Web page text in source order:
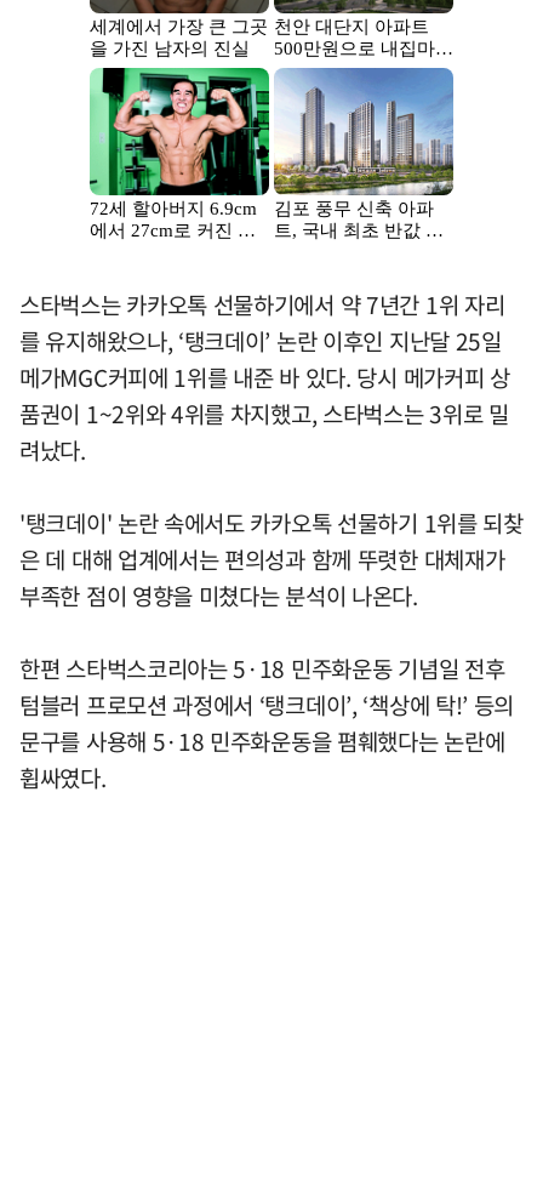
스타벅스는 카카오톡 선물하기에서 약 7년간 1위 자리
를 유지해왔으나, ‘탱크데이’ 논란 이후인 지난달 25일
메가MGC커피에 1위를 내준 바 있다. 당시 메가커피 상
품권이 1~2위와 4위를 차지했고, 스타벅스는 3위로 밀
려났다.
'탱크데이' 논란 속에서도 카카오톡 선물하기 1위를 되찾
은 데 대해 업계에서는 편의성과 함께 뚜렷한 대체재가
부족한 점이 영향을 미쳤다는 분석이 나온다.
한편 스타벅스코리아는 5·18 민주화운동 기념일 전후
텀블러 프로모션 과정에서 ‘탱크데이’, ‘책상에 탁!’ 등의
문구를 사용해 5·18 민주화운동을 폄훼했다는 논란에
휩싸였다.